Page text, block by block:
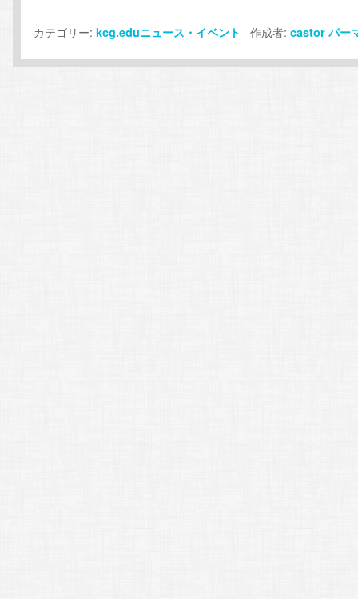
カテゴリー:kcg.eduニュース・イベント 作成者:castor パー